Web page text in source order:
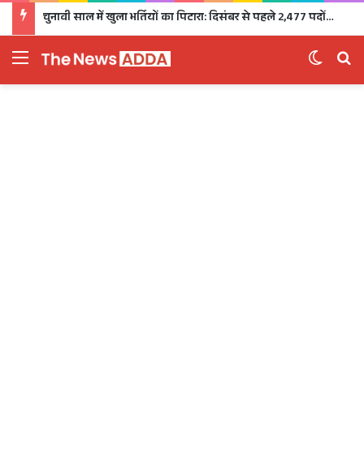
चुनावी साल में खुला भर्तियों का पिटारा: दिसंबर से पहले 2,477 पदों पर भर्ती, 1,470 पदों की परीक्षा भी होगी
Menu